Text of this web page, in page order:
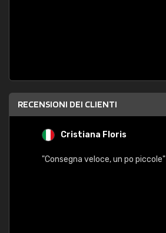
RECENSIONI DEI CLIENTI
Cristiana Floris
"Consegna veloce, un po piccole"